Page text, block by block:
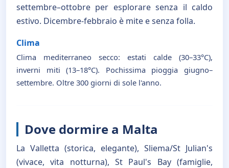
settembre–ottobre per esplorare senza il caldo
estivo. Dicembre-febbraio è mite e senza folla.
Clima
Clima mediterraneo secco: estati calde (30–33°C),
inverni miti (13–18°C). Pochissima pioggia giugno–
settembre. Oltre 300 giorni di sole l'anno.
Dove dormire a Malta
La Valletta (storica, elegante), Sliema/St Julian's
(vivace, vita notturna), St Paul's Bay (famiglie,